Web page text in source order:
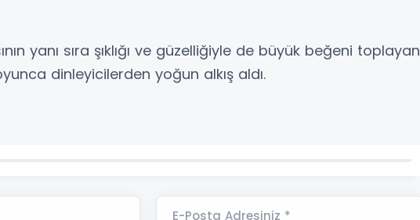
yanı sıra şıklığı ve güzelliğiyle de büyük beğeni toplayan
dinleyicilerden yoğun alkış aldı.
E-Posta Adresiniz *